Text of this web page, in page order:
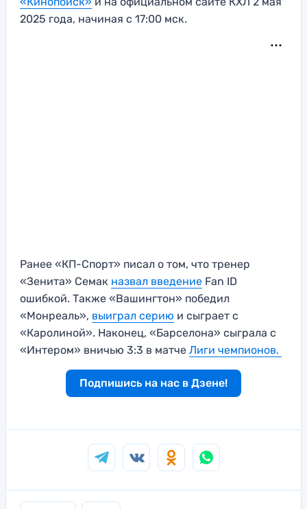
2025 года, начиная с 17:00 мск.
Ранее «КП-Спорт» писал о том, что тренер
«Зенита» Семак назвал введение Fan ID
ошибкой. Также «Вашингтон» победил
«Монреаль», выиграл серию и сыграет с
«Каролиной». Наконец, «Барселона» сыграла с
«Интером» вничью 3:3 в матче Лиги чемпионов.
Подпишись на нас в Дзене!